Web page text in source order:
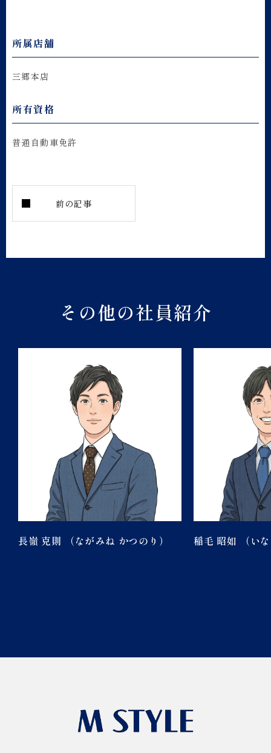
所属店舗
三郷本店
所有資格
普通自動車免許
その他の社員紹介
長嶺 克則 （ながみね かつのり） 稲毛 昭如 （い